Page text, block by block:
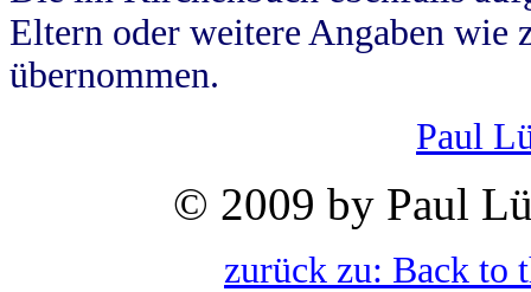
Eltern oder weitere Angaben wie
übernommen.
Paul
© 2009 by Paul
zurück zu: Back to